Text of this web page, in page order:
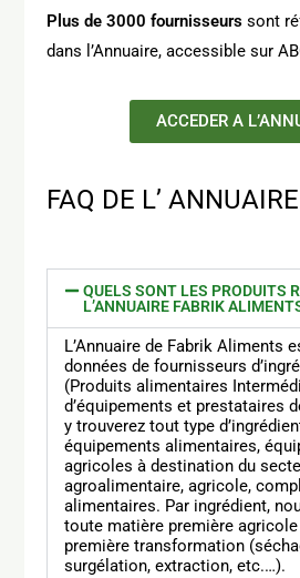
Plus de 3000 fournisseurs sont
dans l’Annuaire, accessible sur
ACCEDER A
FAQ DE L’
QUELS SONT LES PRODUITS
L’ANNUAIRE FABRIK
L’Annuaire de Fabrik Aliments
données de fournisseurs
(Produits alimentaires
d’équipements et prestataires
y trouverez tout type
équipements alimentaires,
agricoles à destination du
agroalimentaire, agricole,
alimentaires. Par ingrédient,
toute matière première
première transformation
surgélation, extraction, etc.…).